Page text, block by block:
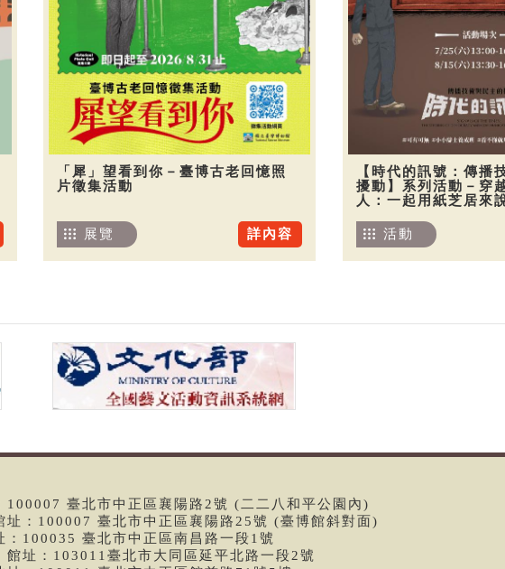
「犀」望看到你－臺博古老回憶照
片徵集活動
詳內容
展覽
【時代的訊號：傳播
擾動】系列活動－穿
人：一起用紙芝居來
活動
臺北市中正區襄陽路2號 (二二八和平公園內)
：100007 臺北市中正區襄陽路25號 (臺博館斜對面)
100035 臺北市中正區南昌路一段1號
址：103011臺北市大同區延平北路一段2號